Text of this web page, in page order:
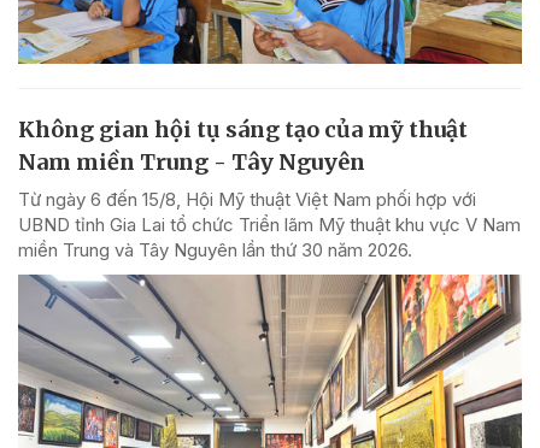
Không gian hội tụ sáng tạo của mỹ thuật
Nam miền Trung - Tây Nguyên
Từ ngày 6 đến 15/8, Hội Mỹ thuật Việt Nam phối hợp với
UBND tỉnh Gia Lai tổ chức Triển lãm Mỹ thuật khu vực V Nam
miền Trung và Tây Nguyên lần thứ 30 năm 2026.